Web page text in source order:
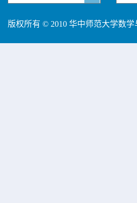
版权所有 © 2010 华中师范大学数